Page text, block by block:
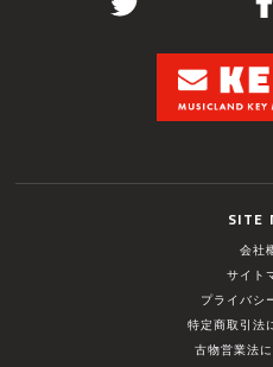
SITE
会社
サイト
プライバシ
特定商取引法
古物営業法